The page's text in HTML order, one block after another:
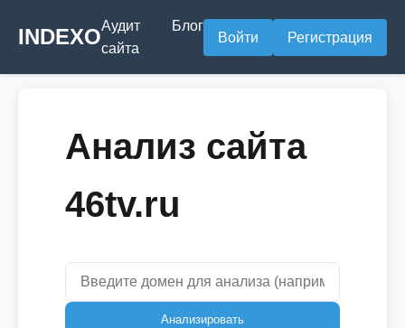
INDEXOАудит
сайта
Блог
Войти Регистрация
Анализ сайта
46tv.ru
Анализировать